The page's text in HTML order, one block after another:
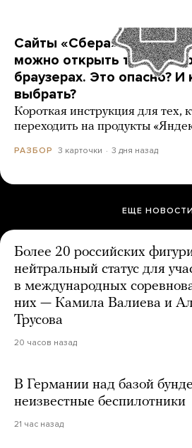
Сайты «Сбера» и других
можно открыть только в
браузерах. Это опасно? И
выбрать?
Короткая инструкция для тех,
переходить на продукты
РАЗБОР 3 карточки 3 дня назад
ЕЩЕ НОВОСТИ
Более 20 российских
нейтральный статус для
в международных
них — Камила Валиева и
Трусова
20 часов назад
В Германии над базой
неизвестные беспилотники
21 час назад